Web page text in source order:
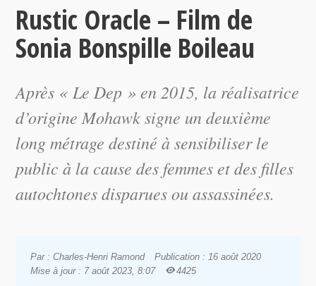
Rustic Oracle – Film de
Sonia Bonspille Boileau
Après « Le Dep » en 2015, la réalisatrice
d’origine Mohawk signe un deuxième
long métrage destiné à sensibiliser le
public à la cause des femmes et des filles
autochtones disparues ou assassinées.
Par : Charles-Henri Ramond
Publication : 16 août 2020
Mise à jour : 7 août 2023, 8:07
4425